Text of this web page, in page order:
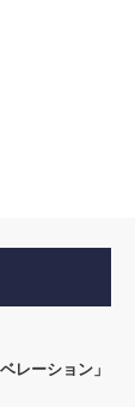
レーション」